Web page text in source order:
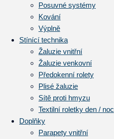
Posuvné systémy
Kování
Výplně
Stínící technika
Žaluzie vnitřní
Žaluzie venkovní
Předokenní rolety
Plisé žaluzie
Sítě proti hmyzu
Textilní roletky den / noc
Doplňky
Parapety vnitřní